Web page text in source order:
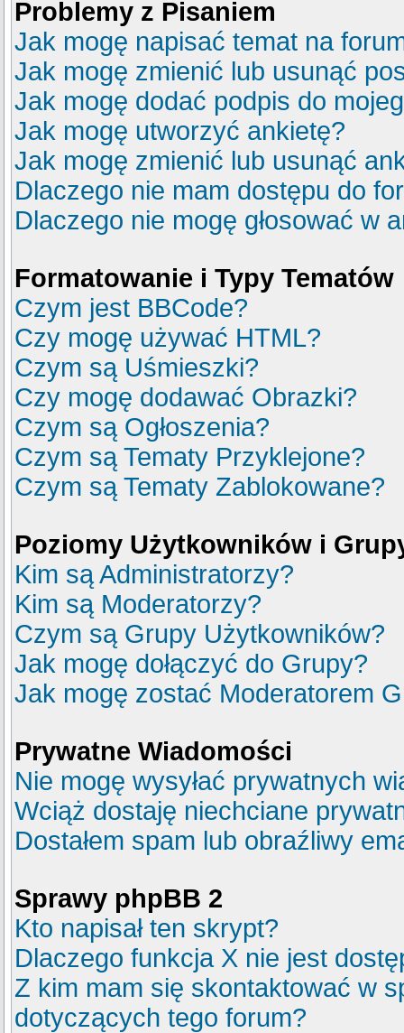
Problemy z Pisaniem
Jak mogę napisać temat na
Jak mogę zmienić lub usunąć
Jak mogę dodać podpis do
Jak mogę utworzyć ankietę?
Jak mogę zmienić lub usunąć
Dlaczego nie mam dostępu do
Dlaczego nie mogę głosować w
Formatowanie i Typy Tematów
Czym jest BBCode?
Czy mogę używać HTML?
Czym są Uśmieszki?
Czy mogę dodawać Obrazki?
Czym są Ogłoszenia?
Czym są Tematy Przyklejone?
Czym są Tematy Zablokowane?
Poziomy Użytkowników i
Kim są Administratorzy?
Kim są Moderatorzy?
Czym są Grupy Użytkowników?
Jak mogę dołączyć do Grupy?
Jak mogę zostać Moderatorem
Prywatne Wiadomości
Nie mogę wysyłać prywatnych
Wciąż dostaję niechciane
Dostałem spam lub obraźliwy
Sprawy phpBB 2
Kto napisał ten skrypt?
Dlaczego funkcja X nie jest
Z kim mam się skontaktować w
dotyczących tego forum?